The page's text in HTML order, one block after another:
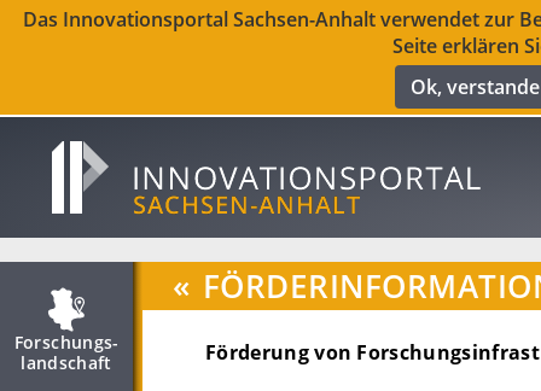
Das Innovationsportal Sachsen-Anhalt verwendet zur
Seite erklären
Ok,
Forschungs­
landschaft
«
Förderung von